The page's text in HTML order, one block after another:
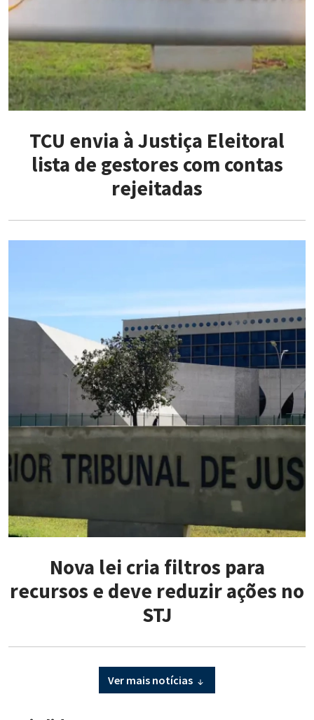
TCU envia à Justiça Eleitoral
lista de gestores com contas
rejeitadas
Nova lei cria filtros para
recursos e deve reduzir ações no
STJ
Ver mais notícias